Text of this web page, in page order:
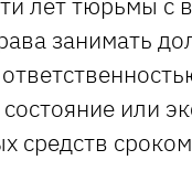
занимать
или
средств